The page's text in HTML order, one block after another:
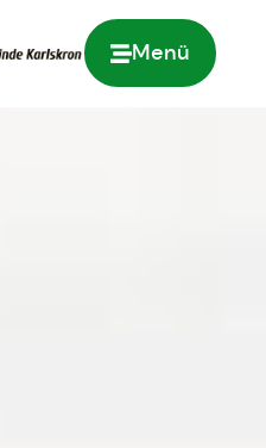
Menü